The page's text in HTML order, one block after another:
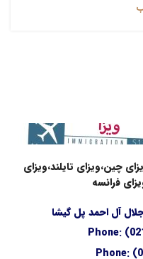
چین،ویزای تایلند،ویزای
فرانسه
آل احمد پل گیشا
Phone:
Phone: